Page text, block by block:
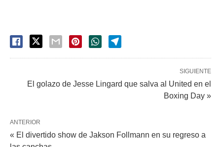
SIGUIENTE
El golazo de Jesse Lingard que salva al United en el
Boxing Day »
ANTERIOR
« El divertido show de Jakson Follmann en su regreso a